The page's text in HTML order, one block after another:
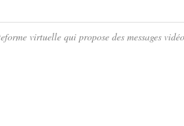
virtuelle qui propose des messages